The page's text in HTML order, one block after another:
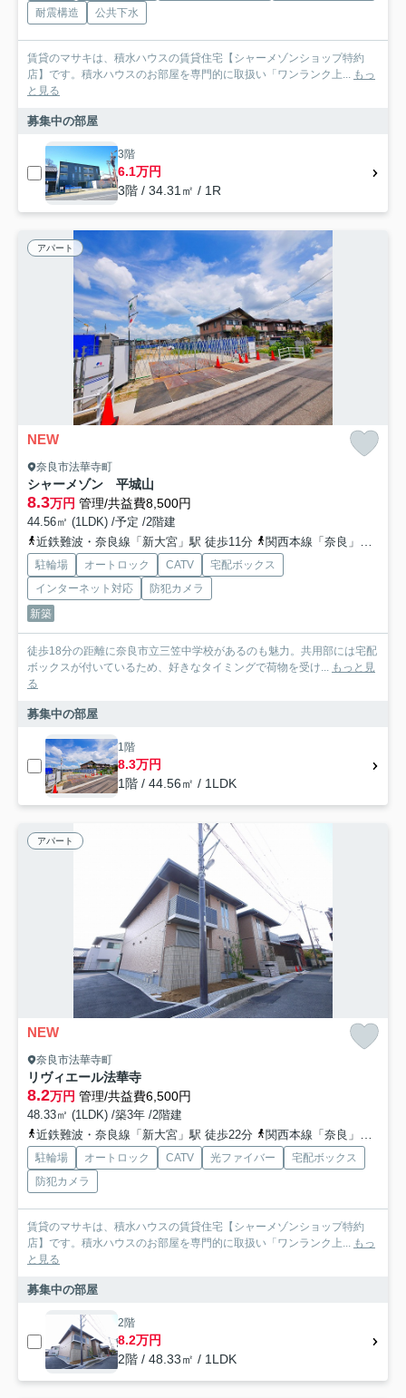
耐震構造
公共下水
賃貸のマサキは、積水ハウスの賃貸住宅【シャーメゾンショップ特約
店】です。積水ハウスのお部屋を専門的に取扱い「ワンランク上... もっ
と見る
募集中の部屋
3階
6.1万円
3階 / 34.31㎡ / 1R
アパート
NEW
奈良市法華寺町
シャーメゾン 平城山
8.3万円 管理/共益費8,500円
44.56㎡ (1LDK) /予定 /2階建
近鉄難波・奈良線「新大宮」駅 徒歩11分
関西本線「奈良」駅 徒歩26分
駐輪場 オートロック CATV
宅配ボックス
インターネット対応
防犯カメラ
新築
徒歩18分の距離に奈良市立三笠中学校があるのも魅力。共用部には宅配
ボックスが付いているため、好きなタイミングで荷物を受け... もっと見
る
募集中の部屋
1階
8.3万円
1階 / 44.56㎡ / 1LDK
アパート
NEW
奈良市法華寺町
リヴィエール法華寺
8.2万円 管理/共益費6,500円
48.33㎡ (1LDK) /築3年 /2階建
近鉄難波・奈良線「新大宮」駅 徒歩22分
関西本線「奈良」駅 徒歩29分
駐輪場 オートロック CATV 光ファイバー
宅配ボックス
防犯カメラ
賃貸のマサキは、積水ハウスの賃貸住宅【シャーメゾンショップ特約
店】です。積水ハウスのお部屋を専門的に取扱い「ワンランク上... もっ
と見る
募集中の部屋
2階
8.2万円
2階 / 48.33㎡ / 1LDK